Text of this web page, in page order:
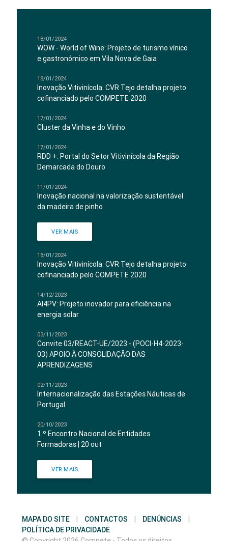
18/01/2024
WOW - World of Wine: Projeto de turismo vínico
e gastronómico em Vila Nova de Gaia
18/01/2024
Inovação Vitivinícola: CVR Tejo detalha projeto
cofinanciado pelo COMPETE 2020
17/01/2024
Cluster da Vinha e do Vinho
17/01/2024
RDD +: Portal do Setor Vitivinícola da Região
Demarcada do Douro
11/01/2024
Inovação nacional na valorização sustentável
da madeira de pinho
VER MAIS
18/01/2024
Inovação Vitivinícola: CVR Tejo detalha projeto
cofinanciado pelo COMPETE 2020
14/12/2023
AI4PV: Projeto inovador para eficiência na
energia solar
03/11/2023
Convite 03/REACT-UE/2023 - (POCI-H4-2023-
03) APOIO À CONSOLIDAÇÃO DAS
APRENDIZAGENS
02/11/2023
Internacionalização das Estações Náuticas de
Portugal
20/10/2023
1.º Encontro Nacional de Entidades
Formadoras | 20 out
VER MAIS
MAPA DO SITE | CONTACTOS | DENÚNCIAS
|
POLÍTICA DE PRIVACIDADE